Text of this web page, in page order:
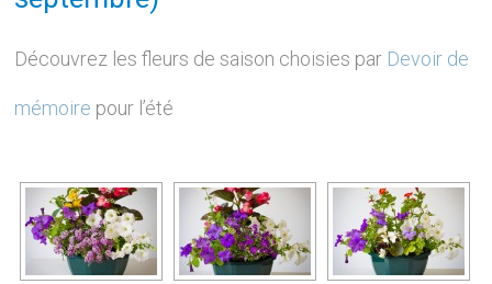
Découvrez les fleurs de saison choisies par Devoir de
mémoire pour l’été